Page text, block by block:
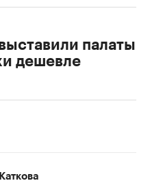
палаты
дешевле